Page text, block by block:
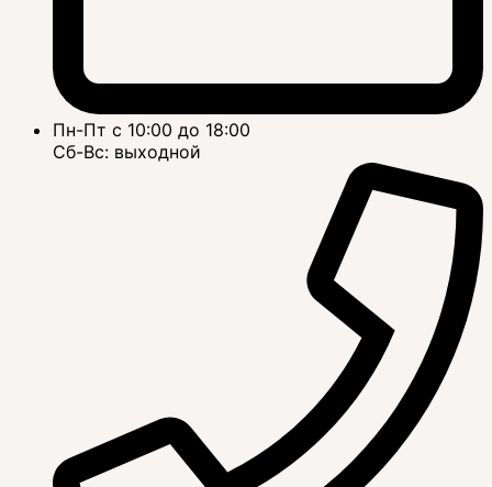
Пн-Пт с 10:00 до 18:00
Сб-Вс: выходной